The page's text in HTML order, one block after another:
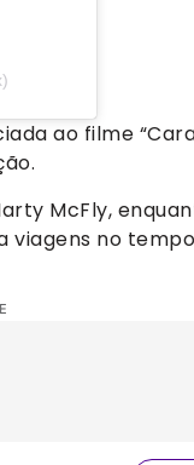
ao filme
McFly,
viagens no